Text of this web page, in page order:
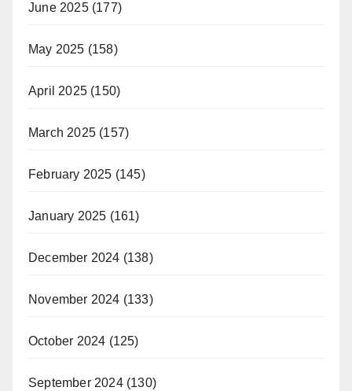
June 2025(177)
May 2025 (158)
April 2025 (150)
March 2025 (157)
February 2025 (145)
January 2025 (161)
December 2024 (138)
November 2024 (133)
October 2024 (125)
September 2024(130)